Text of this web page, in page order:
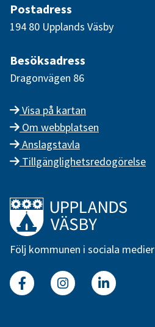
Postadress
194 80 Upplands Väsby
Besöksadress
Dragonvägen 86
Visa på kartan
Om webbplatsen
Anslagstavla
Tillgänglighetsredogörelse
Länk till startsidan
Följ kommunen i sociala medier
FacebookInstagramLinkedin